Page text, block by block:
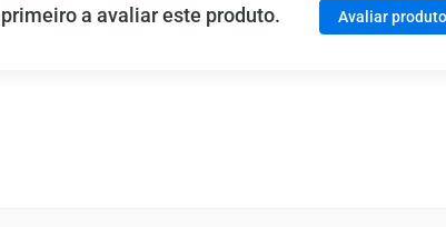
a avaliar este produto. Avaliar produto